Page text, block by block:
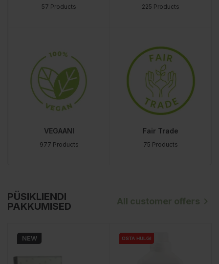
57 Products 225 Products
VEGAANI
977 Products
Fair Trade
75 Products
PÜSIKLIENDI
PAKKUMISED
All customer offers 
NEW OSTA HULGI
OSTA HULGI
OSTA HULGI